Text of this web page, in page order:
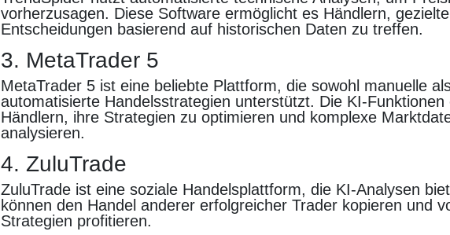
vorherzusagen. Diese Software ermöglicht es Händlern, gezielte
Entscheidungen basierend auf historischen Daten zu treffen.
3. MetaTrader 5
MetaTrader 5 ist eine beliebte Plattform, die sowohl manuelle
automatisierte Handelsstrategien unterstützt. Die KI-Funktionen
Händlern, ihre Strategien zu optimieren und komplexe
analysieren.
4. ZuluTrade
ZuluTrade ist eine soziale Handelsplattform, die KI-Analysen
können den Handel anderer erfolgreicher Trader kopieren und
Strategien profitieren.